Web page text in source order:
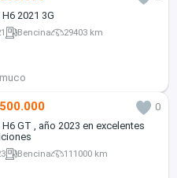
2021 3G
Bencina 29403 km
0
, año 2023 en excelentes
Bencina 111000 km